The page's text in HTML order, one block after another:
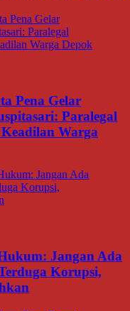
Pena Gelar
Paralegal
Warga
Jangan Ada
Korupsi,